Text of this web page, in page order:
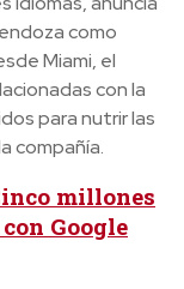
como
Miami, el
con la
para nutrir las
compañía.
millones
Google